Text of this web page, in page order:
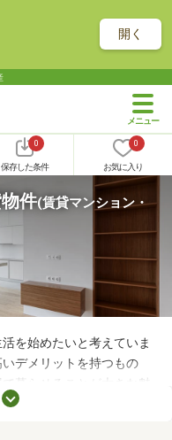
開く
0
保存した条件
0
お気に入り
件(賃貸マンション・
を始めたいと考えていま
デメリットを持つもの
暮らせることが大きな魅
で、無理なく借りられる